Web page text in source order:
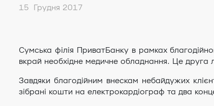
15 Грудня 2017
Cумська філія ПриватБанку в рамках
вкрай необхідне медичне обладнання. Це
Завдяки благодійним внескам небайдужих
зібрані кошти на електрокардіограф та два